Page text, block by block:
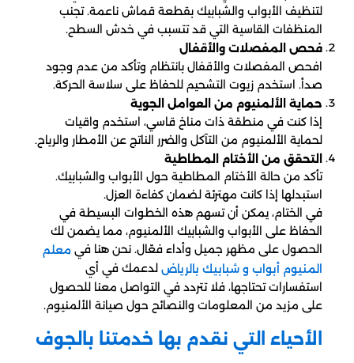
لتنظيف الأبواب والشبابيك بقطعة قماش ناعمة. تجنب
المنظفات القاسية التي قد تتسبب في خدش السطح.
فحص المفصلات والأقفال
افحص المفصلات والأقفال بانتظام وتأكد من عدم وجود
صدأ. استخدم زيوت التشحيم للحفاظ على سلاسة الحركة.
حماية الألمنيوم من العوامل الجوية
إذا كنت في منطقة ذات مناخ قاسي، استخدم واقيات
لحماية الألمنيوم من التآكل والضرر الناتج عن الأمطار والرياح.
التحقق من الأختام المطاطية
تأكد من حالة الأختام المطاطية حول الأبواب والشبابيك.
استبدلها إذا كانت مهترئة لضمان كفاءة العزل.
في الختام، يمكن أن تسهم هذه الخطوات البسيطة في
الحفاظ على الأبواب والشبابيك الألمنيوم، مما يضمن لك
الحصول على مظهر جميل وأداء فعّال. نحن هنا في معلم
المنيوم أبواب و شبابيك بالرياض لدعمك في أي
استفسارات تحتاجها، فلا تتردد في التواصل معنا للحصول
على مزيد من المعلومات والنصائح حول صيانة الألمنيوم.
الأحياء التي نقدم بها خدمتنا بالجوف